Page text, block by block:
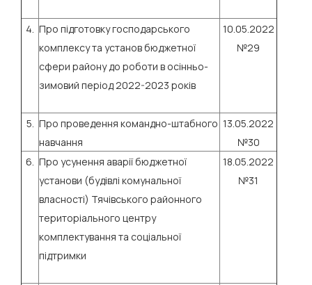
4. Про підготовку господарського
комплексу та установ бюджетної
сфери району до роботи в осінньо-
зимовий період 2022-2023 років
10.05.2022
№29
5. Про проведення командно-штабного
навчання
13.05.2022
№30
6. Про усунення аварії бюджетної
установи (будівлі комунальної
власності) Тячівського районного
територіального центру
комплектування та соціальної
підтримки
18.05.2022
№31